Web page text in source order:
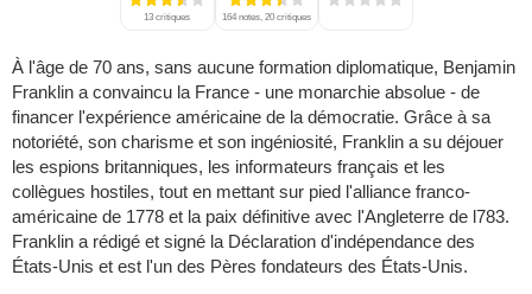
13 critiques 164 notes, 20 critiques
À l'âge de 70 ans, sans aucune formation diplomatique, Benjamin
Franklin a convaincu la France - une monarchie absolue - de
financer l'expérience américaine de la démocratie. Grâce à sa
notoriété, son charisme et son ingéniosité, Franklin a su déjouer
les espions britanniques, les informateurs français et les
collègues hostiles, tout en mettant sur pied l'alliance franco-
américaine de 1778 et la paix définitive avec l'Angleterre de l783.
Franklin a rédigé et signé la Déclaration d'indépendance des
États-Unis et est l'un des Pères fondateurs des États-Unis.